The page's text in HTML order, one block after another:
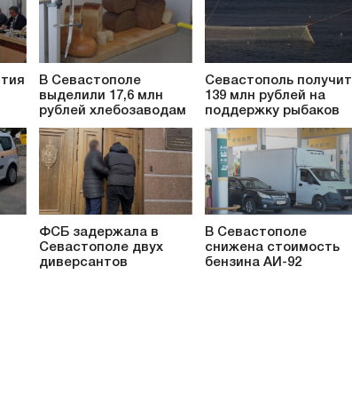
В Севастополе
выделили 17,6 млн
рублей хлебозаводам
Севастополь получит
139 млн рублей на
поддержку рыбаков
ФСБ задержала в
Севастополе двух
диверсантов
В Севастополе
снижена стоимость
бензина АИ-92